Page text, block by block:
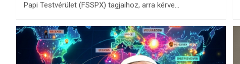
Papi Testvérület (FSSPX) tagjaihoz, arra kérve…